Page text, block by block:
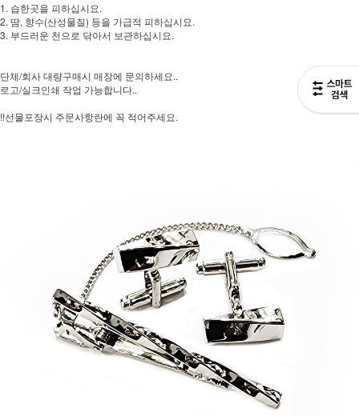
1. 습한곳을 피하십시요.
2. 땀, 향수(산성물질) 등을 가급적 피하십시요.
3. 부드러운 천으로 닦아서 보관하십시요.
단체/회사 대량구매시 매장에 문의하세요..
로고/실크인쇄 작업 가능합니다..
!!선물포장시 주문사항란에 꼭 적어주세요.